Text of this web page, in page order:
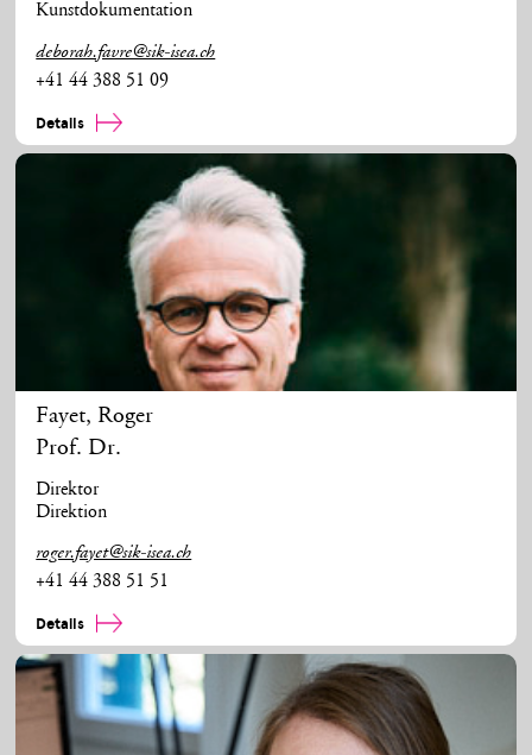
Kunstdokumentation
deborah.favre@sik-isea.ch
+41 44 388 51 09
Details
Fayet, Roger
Prof. Dr.
Direktor
Direktion
roger.fayet@sik-isea.ch
+41 44 388 51 51
Details